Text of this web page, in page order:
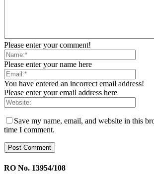
Please enter your comment!
Please enter your name here
You have entered an incorrect email address!
Please enter your email address here
Save my name, email, and website in this
time I comment.
RO No. 13954/108